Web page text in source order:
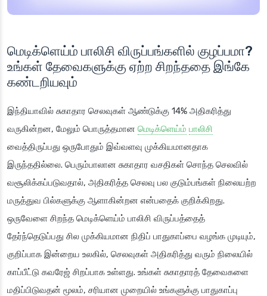
மெடிக்ளெய்ம் பாலிசி விருப்பங்களில் குழப்பமா?
உங்கள் தேவைகளுக்கு ஏற்ற சிறந்ததை இங்கே
கண்டறியவும்
இந்தியாவில் சுகாதார செலவுகள் ஆண்டுக்கு 14% அதிகரித்து
வருகின்றன, மேலும் பொருத்தமான மெடிக்ளெய்ம் பாலிசி
வைத்திருப்பது ஒருபோதும் இவ்வளவு முக்கியமானதாக
இருந்ததில்லை. பெரும்பாலான சுகாதார வசதிகள் சொந்த செலவில்
வசூலிக்கப்படுவதால், அதிகரித்த செலவு பல குடும்பங்கள் நிலையற்ற
மருத்துவ பில்களுக்கு ஆளாகின்றன என்பதைக் குறிக்கிறது.
ஒருவேளை சிறந்த மெடிக்ளெய்ம் பாலிசி விருப்பத்தைத்
தேர்ந்தெடுப்பது சில முக்கியமான நிதிப் பாதுகாப்பை வழங்க முடியும்,
குறிப்பாக இன்றைய உலகில், செலவுகள் அதிகரித்து வரும் நிலையில்
காப்பீட்டு கவரேஜ் சிறப்பாக உள்ளது. உங்கள் சுகாதாரத் தேவைகளை
மதிப்பிடுவதன் மூலம், சரியான முறையில் உங்களுக்கு பாதுகாப்பு